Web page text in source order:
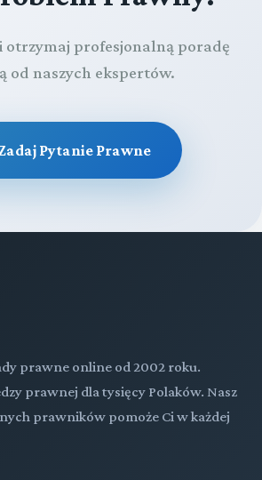
otrzymaj profesjonalną poradę
od naszych ekspertów.
Pytanie Prawne
prawne online od 2002 roku.
prawnej dla tysięcy Polaków. Nasz
prawników pomoże Ci w każdej